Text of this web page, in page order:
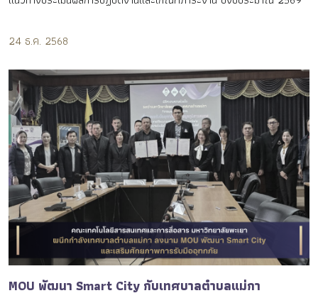
24 ธ.ค. 2568
MOU พัฒนา Smart City กับเทศบาลตำบลแม่กา